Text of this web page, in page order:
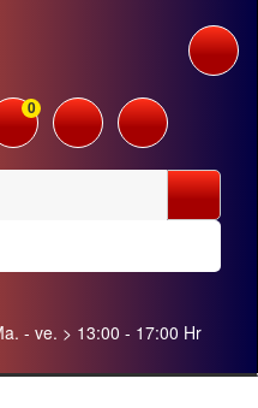
0
- ve. > 13:00 - 17:00 Hr